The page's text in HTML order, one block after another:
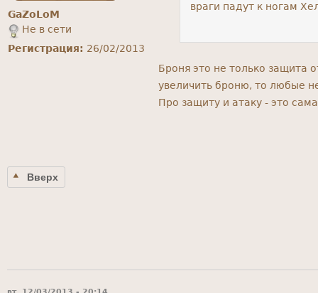
GaZoLoM
Не в сети
Регистрация: 26/02/2013
враги падут к ногам
Броня это не только защита
увеличить броню, то любые
Про защиту и атаку - это
Вверх